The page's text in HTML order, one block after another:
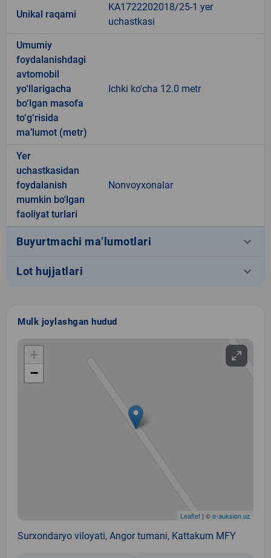
Unikal raqami
KA1722202018/25-1 yer
uchastkasi
Umumiy
foydalanishdagi
avtomobil
yo‘llarigacha
bo‘lgan masofa
to‘g‘risida
ma’lumot (metr)
Ichki ko'cha 12.0 metr
Yer
uchastkasidan
foydalanish
mumkin bo'lgan
faoliyat turlari
Nonvoyxonalar
Buyurtmachi ma’lumotlari keyboard_arrow_down
Lot hujjatlari keyboard_arrow_down
Mulk joylashgan hudud
+
−
Leaflet | ©e-auksion.uz
Surxondaryo viloyati, Angor tumani, Kattakum MFY